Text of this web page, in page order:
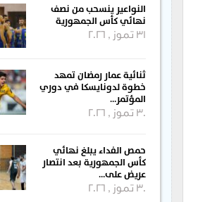
النواعير ينسحب من نصف
نهائي كأس الجمهورية
31 تموز , 2026
ثنائية عمار رمضان تمهد
خطوة لدونايسكا في دوري
المؤتمر…
30 تموز , 2026
حمص الفداء يبلغ نهائي
كأس الجمهورية بعد انتصار
عريض على…
30 تموز , 2026